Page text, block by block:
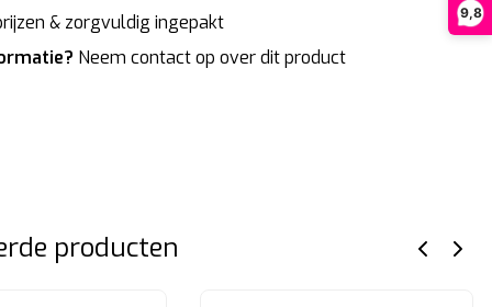
9,8
& zorgvuldig ingepakt
Neem contact op over dit product
producten